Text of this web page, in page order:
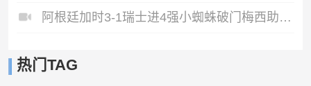
阿根廷加时3-1瑞士进4强小蜘蛛破门梅西助攻麦卡恩博洛假摔染红
热门TAG